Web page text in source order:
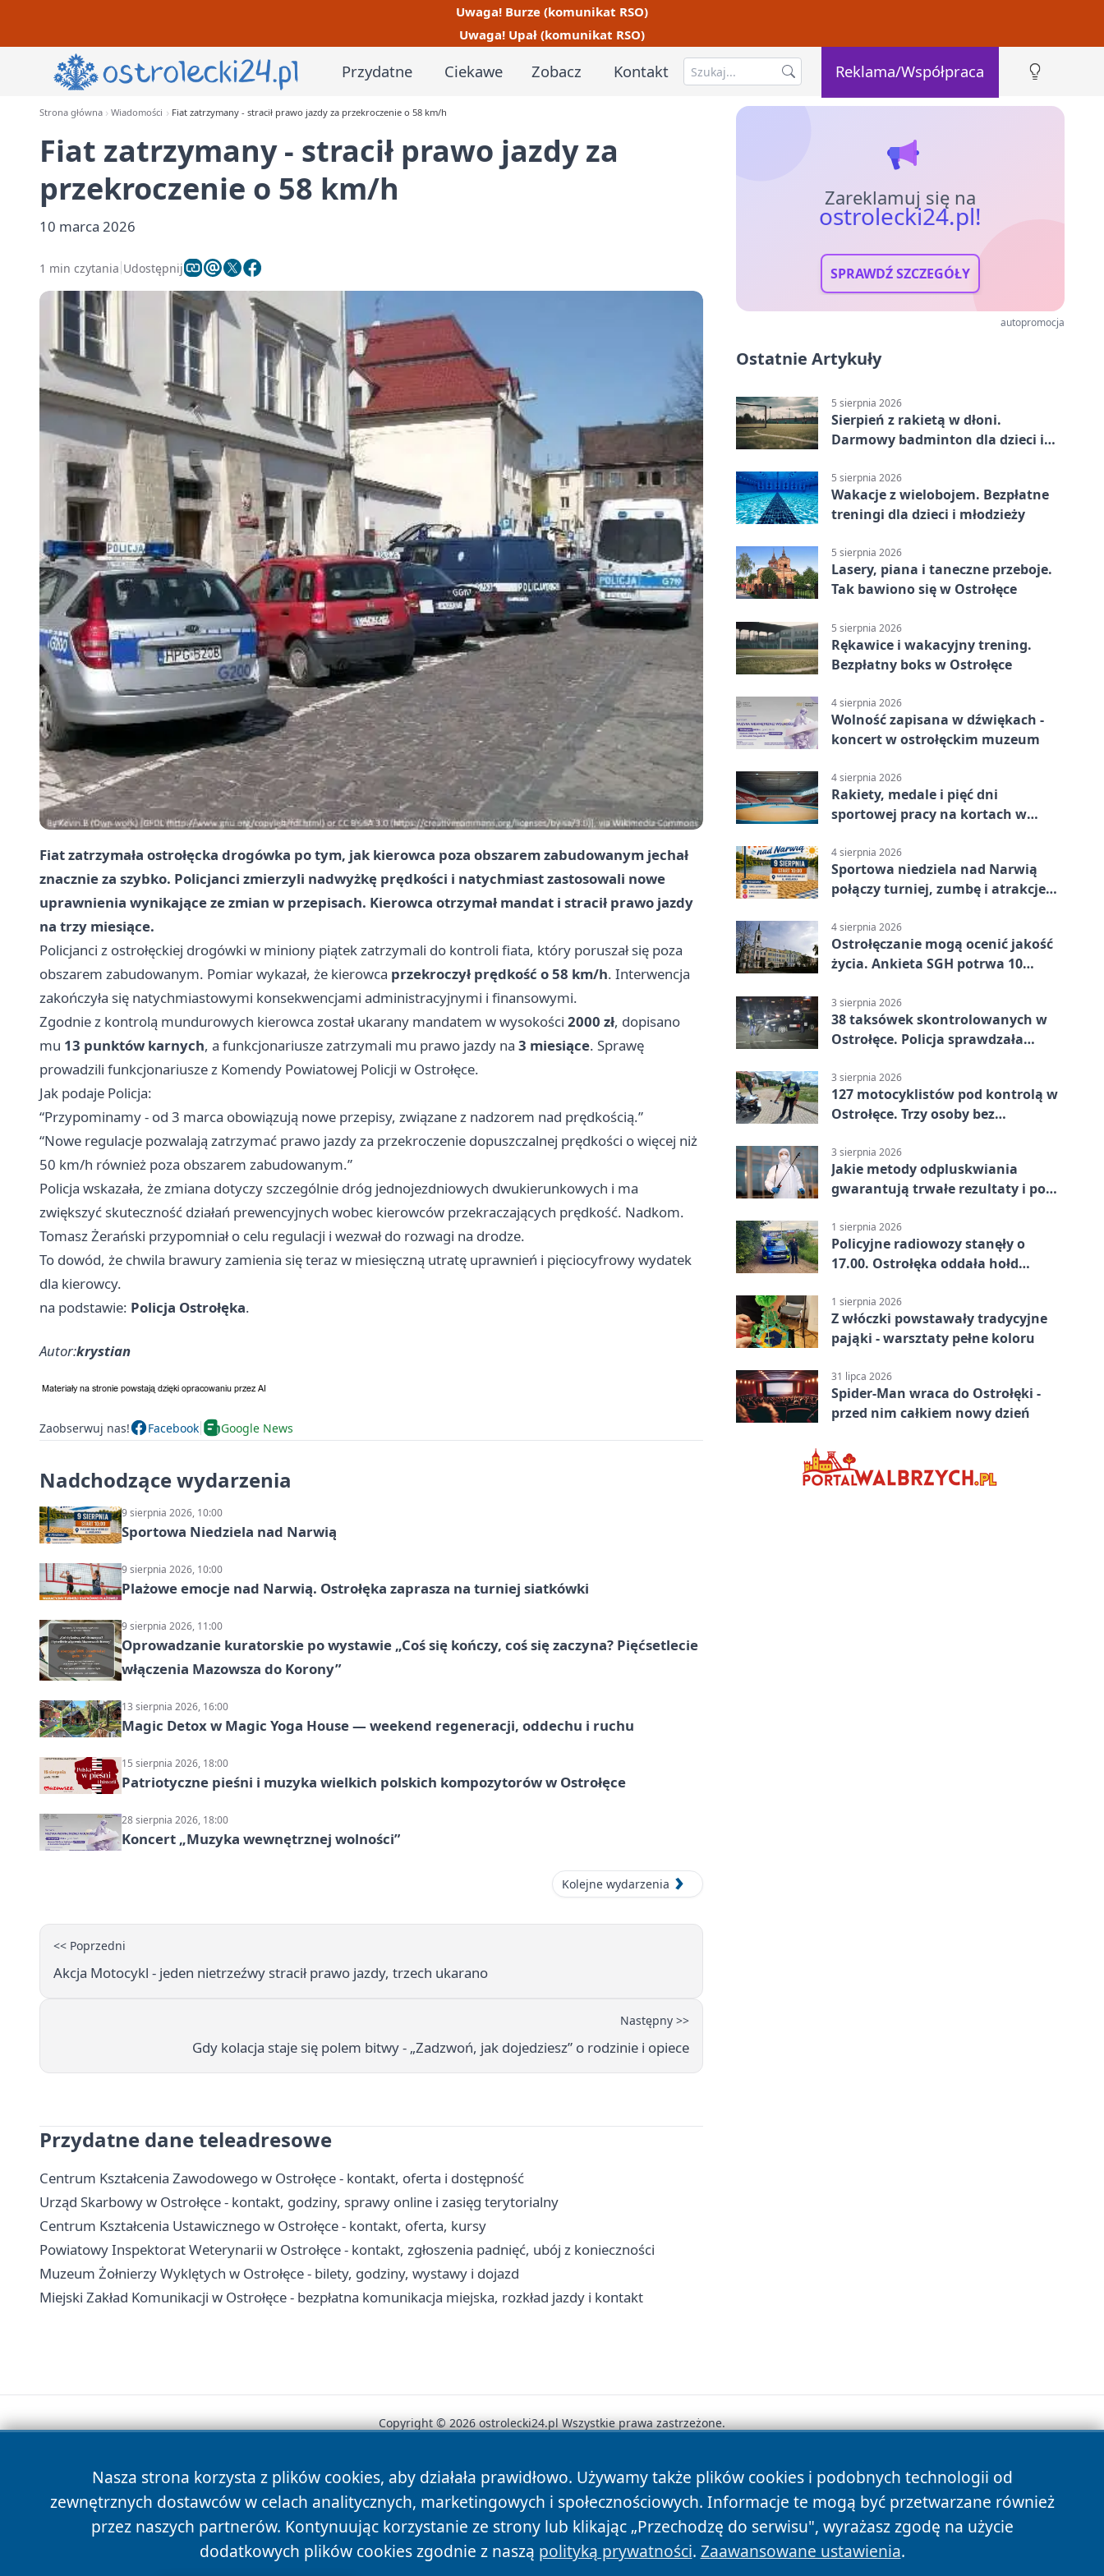
Uwaga! Burze (komunikat RSO)
Uwaga! Upał (komunikat RSO)
Przydatne Ciekawe Zobacz Kontakt Reklama/Współpraca
Strona główna Wiadomości Fiat zatrzymany - stracił prawo jazdy za przekroczenie o 58 km/h
Fiat zatrzymany - stracił prawo jazdy za
przekroczenie o 58 km/h
10 marca 2026
1 min czytania Udostępnij
Fiat zatrzymała ostrołęcka drogówka po tym, jak kierowca poza obszarem zabudowanym jechał
znacznie za szybko. Policjanci zmierzyli nadwyżkę prędkości i natychmiast zastosowali nowe
uprawnienia wynikające ze zmian w przepisach. Kierowca otrzymał mandat i stracił prawo jazdy
na trzy miesiące.
Policjanci z ostrołęckiej drogówki w miniony piątek zatrzymali do kontroli fiata, który poruszał się poza
obszarem zabudowanym. Pomiar wykazał, że kierowca przekroczył prędkość o 58 km/h. Interwencja
zakończyła się natychmiastowymi konsekwencjami administracyjnymi i finansowymi.
Zgodnie z kontrolą mundurowych kierowca został ukarany mandatem w wysokości 2000 zł, dopisano
mu 13 punktów karnych, a funkcjonariusze zatrzymali mu prawo jazdy na 3 miesiące. Sprawę
prowadzili funkcjonariusze z Komendy Powiatowej Policji w Ostrołęce.
Jak podaje Policja:
“Przypominamy - od 3 marca obowiązują nowe przepisy, związane z nadzorem nad prędkością.”
“Nowe regulacje pozwalają zatrzymać prawo jazdy za przekroczenie dopuszczalnej prędkości o więcej niż
50 km/h również poza obszarem zabudowanym.”
Policja wskazała, że zmiana dotyczy szczególnie dróg jednojezdniowych dwukierunkowych i ma
zwiększyć skuteczność działań prewencyjnych wobec kierowców przekraczających prędkość. Nadkom.
Tomasz Żerański przypomniał o celu regulacji i wezwał do rozwagi na drodze.
To dowód, że chwila brawury zamienia się teraz w miesięczną utratę uprawnień i pięciocyfrowy wydatek
dla kierowcy.
na podstawie: Policja Ostrołęka.
Autor:krystian
Zaobserwuj nas! Facebook Google News
Nadchodzące wydarzenia
9 sierpnia 2026, 10:00
Sportowa Niedziela nad Narwią
9 sierpnia 2026, 10:00
Plażowe emocje nad Narwią. Ostrołęka zaprasza na turniej siatkówki
9 sierpnia 2026, 11:00
Oprowadzanie kuratorskie po wystawie „Coś się kończy, coś się zaczyna? Pięćsetlecie
włączenia Mazowsza do Korony”
13 sierpnia 2026, 16:00
Magic Detox w Magic Yoga House — weekend regeneracji, oddechu i ruchu
15 sierpnia 2026, 18:00
Patriotyczne pieśni i muzyka wielkich polskich kompozytorów w Ostrołęce
28 sierpnia 2026, 18:00
Koncert „Muzyka wewnętrznej wolności”
Kolejne wydarzenia
<< Poprzedni
Akcja Motocykl - jeden nietrzeźwy stracił prawo jazdy, trzech ukarano
Następny >>
Gdy kolacja staje się polem bitwy - „Zadzwoń, jak dojedziesz” o rodzinie i opiece
Przydatne dane teleadresowe
Centrum Kształcenia Zawodowego w Ostrołęce - kontakt, oferta i dostępność
Urząd Skarbowy w Ostrołęce - kontakt, godziny, sprawy online i zasięg terytorialny
Centrum Kształcenia Ustawicznego w Ostrołęce - kontakt, oferta, kursy
Powiatowy Inspektorat Weterynarii w Ostrołęce - kontakt, zgłoszenia padnięć, ubój z konieczności
Muzeum Żołnierzy Wyklętych w Ostrołęce - bilety, godziny, wystawy i dojazd
Miejski Zakład Komunikacji w Ostrołęce - bezpłatna komunikacja miejska, rozkład jazdy i kontakt
Zareklamuj się na
ostrolecki24.pl!
SPRAWDŹ SZCZEGÓŁY
autopromocja
Ostatnie Artykuły
5 sierpnia 2026
Sierpień z rakietą w dłoni.
Darmowy badminton dla dzieci i
5 sierpnia 2026
Wakacje z wielobojem. Bezpłatne
treningi dla dzieci i młodzieży
5 sierpnia 2026
Lasery, piana i taneczne przeboje.
Tak bawiono się w Ostrołęce
5 sierpnia 2026
Rękawice i wakacyjny trening.
Bezpłatny boks w Ostrołęce
4 sierpnia 2026
Wolność zapisana w dźwiękach -
koncert w ostrołęckim muzeum
4 sierpnia 2026
Rakiety, medale i pięć dni
sportowej pracy na kortach w
4 sierpnia 2026
Sportowa niedziela nad Narwią
połączy turniej, zumbę i atrakcje
4 sierpnia 2026
Ostrołęczanie mogą ocenić jakość
życia. Ankieta SGH potrwa 10
3 sierpnia 2026
38 taksówek skontrolowanych w
Ostrołęce. Policja sprawdzała
3 sierpnia 2026
127 motocyklistów pod kontrolą w
Ostrołęce. Trzy osoby bez
3 sierpnia 2026
Jakie metody odpluskwiania
gwarantują trwałe rezultaty i po
wykonawcę?
1 sierpnia 2026
Policyjne radiowozy stanęły o
17.00. Ostrołęka oddała hołd
1 sierpnia 2026
Z włóczki powstawały tradycyjne
pająki - warsztaty pełne koloru
31 lipca 2026
Spider-Man wraca do Ostrołęki -
przed nim całkiem nowy dzień
Nasza strona korzysta z plików cookies, aby działała prawidłowo. Używamy także plików cookies i podobnych technologii od
zewnętrznych dostawców w celach analitycznych, marketingowych i społecznościowych. Informacje te mogą być przetwarzane również
przez naszych partnerów. Kontynuując korzystanie ze strony lub klikając „Przechodzę do serwisu", wyrażasz zgodę na użycie
dodatkowych plików cookies zgodnie z naszą polityką prywatności. Zaawansowane ustawienia.
Copyright © 2026 ostrolecki24.pl Wszystkie prawa zastrzeżone.
News Autorzy Polityka Prywatności Polityka Cookies